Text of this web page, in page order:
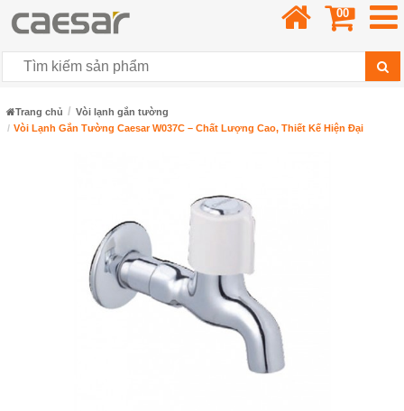
00
Trang chủ
Vòi lạnh gắn tường
Vòi Lạnh Gắn Tường Caesar W037C – Chất Lượng Cao, Thiết Kế Hiện Đại